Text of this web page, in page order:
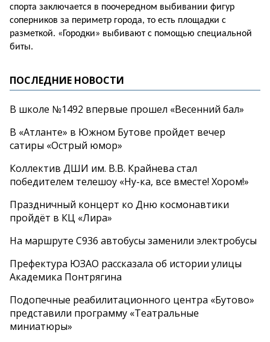
спорта заключается в поочередном выбивании фигур
соперников за периметр города, то есть площадки с
разметкой. «Городки» выбивают с помощью специальной
биты.
ПОСЛЕДНИЕ НОВОСТИ
В школе №1492 впервые прошел «Весенний бал»
В «Атланте» в Южном Бутове пройдет вечер
сатиры «Острый юмор»
Коллектив ДШИ им. В.В. Крайнева стал
победителем телешоу «Ну-ка, все вместе! Хором!»
Праздничный концерт ко Дню космонавтики
пройдёт в КЦ «Лира»
На маршруте С936 автобусы заменили электробусы
Префектура ЮЗАО рассказала об истории улицы
Академика Понтрягина
Подопечные реабилитационного центра «Бутово»
представили программу «Театральные
миниатюры»